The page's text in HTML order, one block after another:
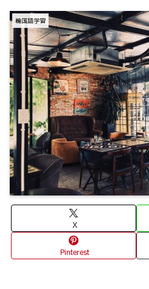
韓国語学習
X
Pinterest